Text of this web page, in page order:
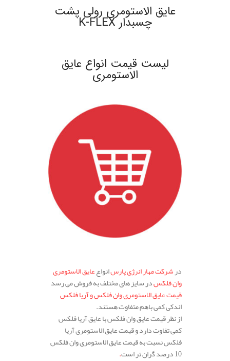
عایق الاستومری رولی پشت
چسبدار K-FLEX
لیست قیمت انواع عایق
الاستومری
درشرکت مهار انرژی پارسانواععایق الاستومری
وان فلکسدر سایز های مختلف به فروش می رسد
قیمت عایق الاستومری وان فلکس و آریا فلکس
اندکی کمی باهم متفاوت هستند.
از نظر قیمت عایق وان فلکس با عایق آریا فلکس
کمی تفاوت دارد و قیمت عایق الاستومری آریا
فلکس نسبت به قیمت عایق الاستومری وان فلکس
10 درصد گران تر است
.